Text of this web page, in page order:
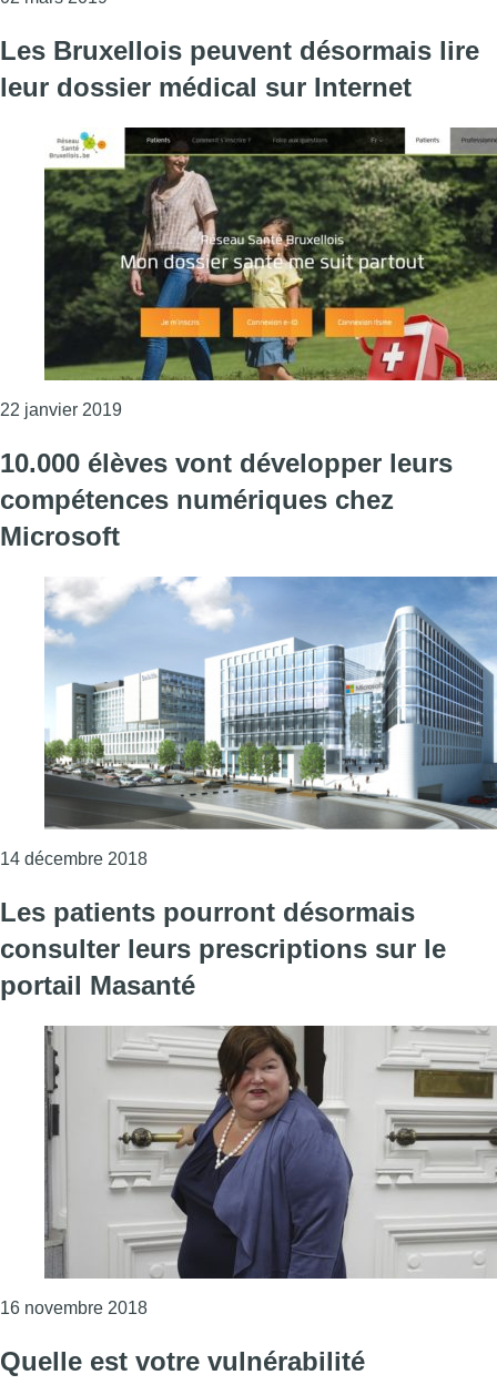
Les Bruxellois peuvent désormais lire
leur dossier médical sur Internet
22 janvier 2019Consulter l'article "Les Bruxellois peuvent
10.000 élèves vont développer leurs
compétences numériques chez
Microsoft
14 décembre 2018Consulter l'article "10.000 élèves vont
Les patients pourront désormais
consulter leurs prescriptions sur le
portail Masanté
16 novembre 2018Consulter l'article "Les patients pourront
Quelle est votre vulnérabilité